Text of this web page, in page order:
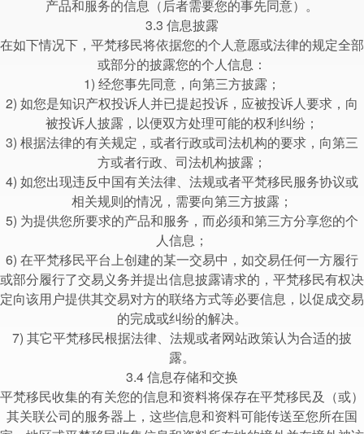
产品和服务的信息（后者需要您的事先同意）。
3.3 信息披露
在如下情况下，平梵移民将依据您的个人意愿或法律的规定全部
或部分的披露您的个人信息：
1) 经您事先同意，向第三方披露；
2) 如您是知识产权投诉人并已提起投诉，应被投诉人要求，向
被投诉人披露，以便双方处理可能的权利纠纷；
3) 根据法律的有关规定，或者行政或司法机构的要求，向第三
方或者行政、司法机构披露；
4) 如您出现违反中国有关法律、法规或者平梵移民服务协议或
相关规则的情况，需要向第三方披露；
5) 为提供您所要求的产品和服务，而必须和第三方分享您的个
人信息；
6) 在平梵移民平台上创建的某一交易中，如交易任何一方履行
或部分履行了交易义务并提出信息披露请求的，平梵移民有权决
定向该用户提供其交易对方的联络方式等必要信息，以促成交易
的完成或纠纷的解决。
7) 其它平梵移民根据法律、法规或者网站政策认为合适的披
露。
3.4 信息存储和交换
平梵移民收集的有关您的信息和资料将保存在平梵移民及（或）
其关联公司的服务器上，这些信息和资料可能传送至您所在国